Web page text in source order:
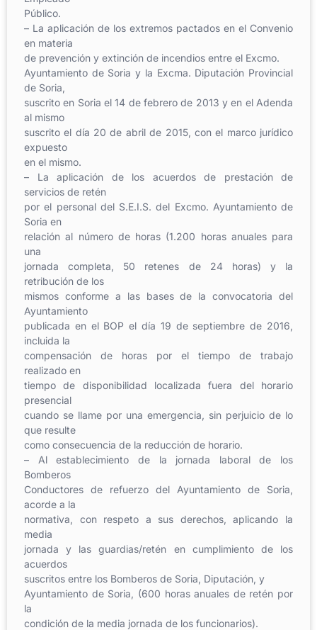
Público.
– La aplicación de los extremos pactados en el Convenio
en materia
de prevención y extinción de incendios entre el Excmo.
Ayuntamiento de Soria y la Excma. Diputación Provincial
de Soria,
suscrito en Soria el 14 de febrero de 2013 y en el Adenda
al mismo
suscrito el día 20 de abril de 2015, con el marco jurídico
expuesto
en el mismo.
– La aplicación de los acuerdos de prestación de
servicios de retén
por el personal del S.E.I.S. del Excmo. Ayuntamiento de
Soria en
relación al número de horas (1.200 horas anuales para
una
jornada completa, 50 retenes de 24 horas) y la
retribución de los
mismos conforme a las bases de la convocatoria del
Ayuntamiento
publicada en el BOP el día 19 de septiembre de 2016,
incluida la
compensación de horas por el tiempo de trabajo
realizado en
tiempo de disponibilidad localizada fuera del horario
presencial
cuando se llame por una emergencia, sin perjuicio de lo
que resulte
como consecuencia de la reducción de horario.
– Al establecimiento de la jornada laboral de los
Bomberos
Conductores de refuerzo del Ayuntamiento de Soria,
acorde a la
normativa, con respeto a sus derechos, aplicando la
media
jornada y las guardias/retén en cumplimiento de los
acuerdos
suscritos entre los Bomberos de Soria, Diputación, y
Ayuntamiento de Soria, (600 horas anuales de retén por
la
condición de la media jornada de los funcionarios).